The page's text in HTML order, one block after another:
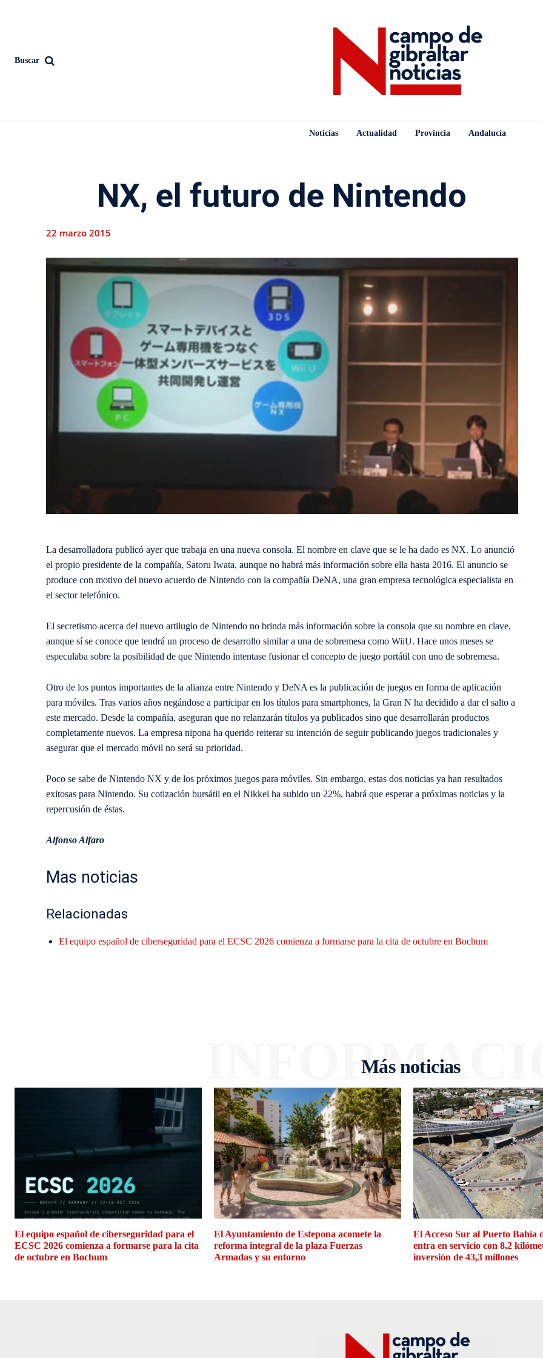
Buscar
Noticias Actualidad Provincia Andalucía
NX, el futuro de Nintendo
22 marzo 2015
La desarrolladora publicó ayer que trabaja en una nueva consola. El nombre en clave que se le ha dado es NX. Lo anunció
el propio presidente de la compañía, Satoru Iwata, aunque no habrá más información sobre ella hasta 2016. El anuncio se
produce con motivo del nuevo acuerdo de Nintendo con la compañía DeNA, una gran empresa tecnológica especialista en
el sector telefónico.
El secretismo acerca del nuevo artilugio de Nintendo no brinda más información sobre la consola que su nombre en clave,
aunque sí se conoce que tendrá un proceso de desarrollo similar a una de sobremesa como WiiU. Hace unos meses se
especulaba sobre la posibilidad de que Nintendo intentase fusionar el concepto de juego portátil con uno de sobremesa.
Otro de los puntos importantes de la alianza entre Nintendo y DeNA es la publicación de juegos en forma de aplicación
para móviles. Tras varios años negándose a participar en los títulos para smartphones, la Gran N ha decidido a dar el salto a
este mercado. Desde la compañía, aseguran que no relanzarán títulos ya publicados sino que desarrollarán productos
completamente nuevos. La empresa nipona ha querido reiterar su intención de seguir publicando juegos tradicionales y
asegurar que el mercado móvil no será su prioridad.
Poco se sabe de Nintendo NX y de los próximos juegos para móviles. Sin embargo, estas dos noticias ya han resultados
exitosas para Nintendo. Su cotización bursátil en el Nikkei ha subido un 22%, habrá que esperar a próximas noticias y la
repercusión de éstas.
Alfonso Alfaro
Mas noticias
Relacionadas
El equipo español de ciberseguridad para el ECSC 2026 comienza a formarse para la cita de octubre en Bochum
Más noticias
El equipo español de ciberseguridad para el
ECSC 2026 comienza a formarse para la cita
de octubre en Bochum
El Ayuntamiento de Estepona acomete la
reforma integral de la plaza Fuerzas
Armadas y su entorno
El Acceso Sur al Puerto Bahía
entra en servicio con 8,2
inversión de 43,3 millones